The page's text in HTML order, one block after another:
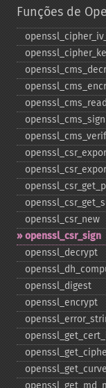
Funções de
openssl_​cms_​read
openssl_​cms_​sign
openssl_​csr_​new
openssl_​csr_​sign
openssl_​decrypt
openssl_​digest
openssl_​encrypt